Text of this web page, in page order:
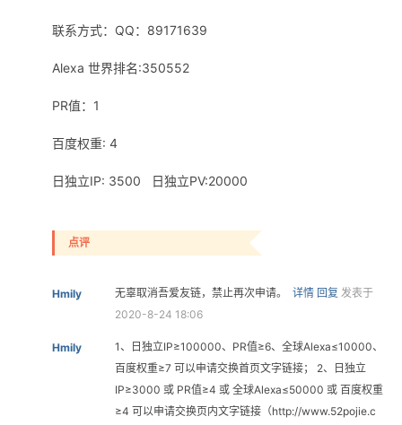
联系方式：QQ：89171639
Alexa 世界排名:350552
PR值：1
百度权重: 4
日独立IP: 3500 日独立PV:20000
点评
Hmily 无辜取消吾爱友链，禁止再次申请。 详情 回复 发表于
2020-8-24 18:06
Hmily
1、日独立IP≥100000、PR值≥6、全球Alexa≤10000、
百度权重≥7 可以申请交换首页文字链接； 2、日独立
IP≥3000 或 PR值≥4 或 全球Alexa≤50000 或 百度权重
≥4 可以申请交换页内文字链接（http://www.52pojie.c